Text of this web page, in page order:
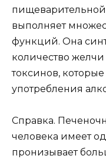
выполняет
функций. Она
количество
токсинов,
употребления
Справка.
человека имеет
пронизывает